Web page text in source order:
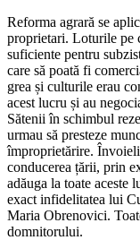
Reforma agrară se
proprietari. Loturile pe
suficiente pentru
care să poată fi
grea și culturile erau
acest lucru și au
Sătenii în schimbul
urmau să presteze
împroprietărire.
conducerea țării, prin
adăuga la toate aceste
exact infidelitatea lui
Maria Obrenovici.
domnitorului.